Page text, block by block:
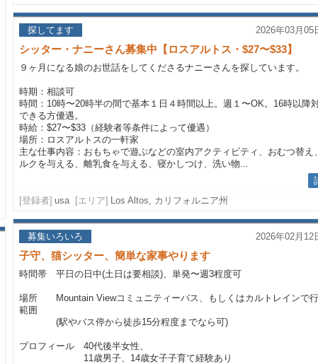
探してます 2026年03月05
シッター・ナニーさん募集中【ロスアルトス・$27〜$33】
９ヶ月になる娘のお世話をしてくださるナニーさんを探しています。
時期：相談可
時間：10時〜20時半の間で基本１日４時間以上。週１〜OK。16時以降
できる方優遇。
時給：$27〜$33（経験者等条件によって優遇）
場所：ロスアルトスの一軒家
主な仕事内容：おもちゃで遊ぶなどの室内アクティビティ、おむつ替え
ルクを与える、離乳食を与える、寝かしつけ、洗い物...
[登録者] usa [エリア] Los Altos, カリフォルニア州
募集いろいろ 2026年02月12
子守、猫シッター、簡単な家事やります
時間帯 平日の日中(土日は要相談)、単発〜週3程度可
場所 Mountain Viewコミュニティーバス、もしくはカルトレインで
範囲
(駅やバス停から徒歩15分程度までなら可)
プロフィール 40代後半女性、
11歳男子、14歳女子子育て経験あり